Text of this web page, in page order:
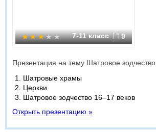
7-11 класс 9
Презентация на тему Шатровое зодчество
Шатровые храмы
Церкви
Шатровое зодчество 16–17 веков
Открыть презентацию »